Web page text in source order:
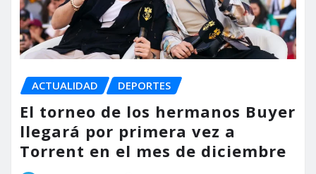
ACTUALIDAD DEPORTES
El torneo de los hermanos Buyer
llegará por primera vez a
Torrent en el mes de diciembre